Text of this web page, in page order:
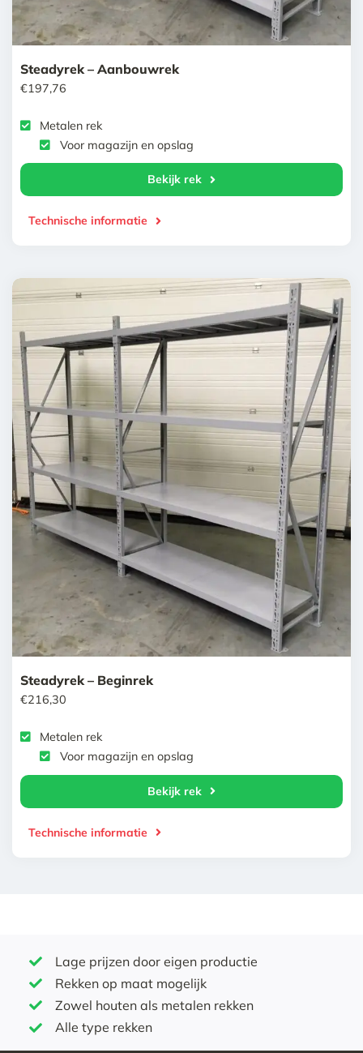
Steadyrek – Aanbouwrek
€197,76
Metalen rek
Voor magazijn en opslag
Bekijk rek
Technische informatie
Steadyrek – Beginrek
€216,30
Metalen rek
Voor magazijn en opslag
Bekijk rek
Technische informatie
Lage prijzen door eigen productie
Rekken op maat mogelijk
Zowel houten als metalen rekken
Alle type rekken